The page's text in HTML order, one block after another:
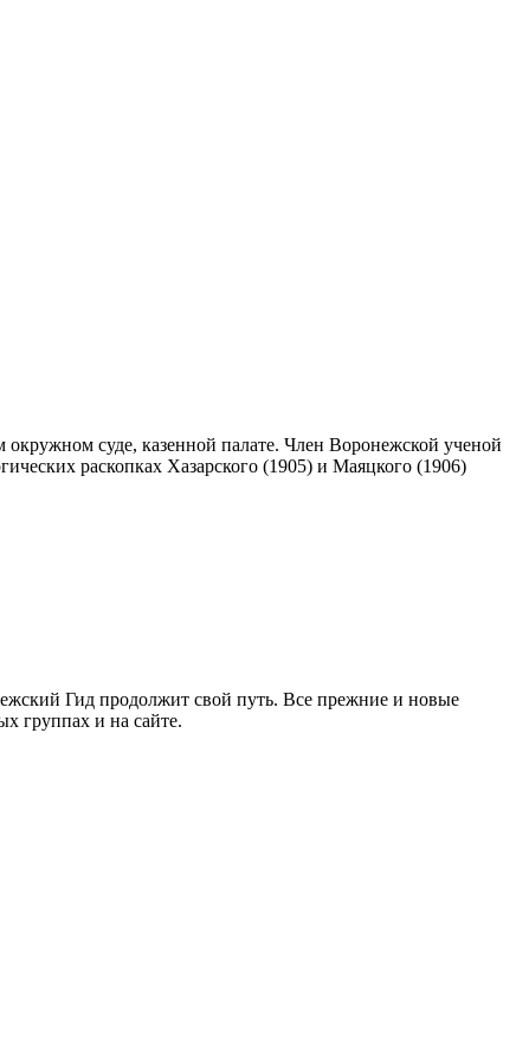
суде, казенной палате. Член Воронежской ученой
раскопках Хазарского (1905) и Маяцкого (1906)
Гид продолжит свой путь. Все прежние и новые
группах и на сайте.